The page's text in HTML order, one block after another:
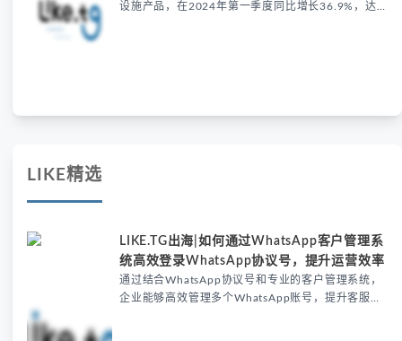
设施产品，在2024年第一季度同比增长36.9%，达
LIKE精选
LIKE.TG出海|如何通过WhatsApp客户管理系
统高效登录WhatsApp协议号，提升运营效率
通过结合WhatsApp协议号和专业的客户管理系统，
企业能够高效管理多个WhatsApp账号，提升客服效